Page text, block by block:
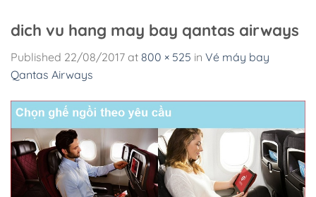
dich vu hang may bay qantas airways
Published 22/08/2017 at 800 × 525 in Vé máy bay
Qantas Airways